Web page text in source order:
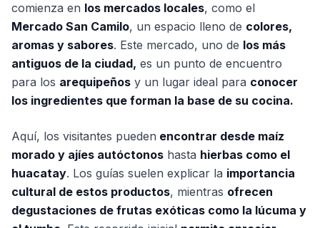
comienza en los mercados locales, como el
Mercado San Camilo, un espacio lleno de colores,
aromas y sabores. Este mercado, uno de los más
antiguos de la ciudad, es un punto de encuentro
para los arequipeños y un lugar ideal para conocer
los ingredientes que forman la base de su cocina.
Aquí, los visitantes pueden encontrar desde maíz
morado y ajíes autóctonos hasta hierbas como el
huacatay. Los guías suelen explicar la importancia
cultural de estos productos, mientras ofrecen
degustaciones de frutas exóticas como la lúcuma y